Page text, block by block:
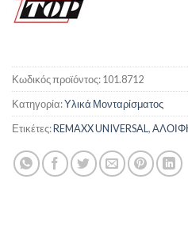
Κωδικός προϊόντος:101.8712
Κατηγορία:Υλικά Μονταρίσματος
Ετικέτες:REMAXX UNIVERSAL,